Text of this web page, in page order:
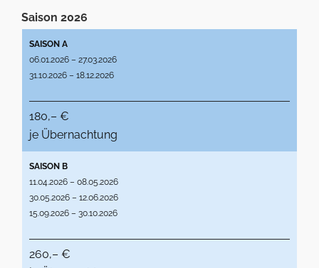
Saison 2026
SAISON A
06.01.2026 – 27.03.2026
31.10.2026 – 18.12.2026
180,– €
je Übernachtung
SAISON B
11.04.2026 – 08.05.2026
30.05.2026 – 12.06.2026
15.09.2026 – 30.10.2026
260,– €